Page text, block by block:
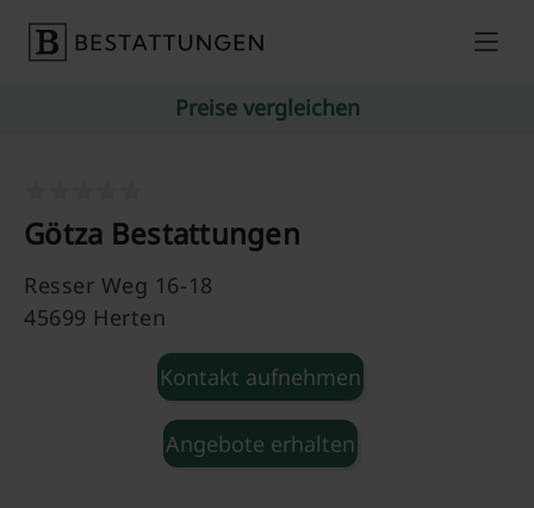
Preise vergleichen
Götza Bestattungen
Resser Weg 16-18
45699 Herten
Kontakt aufnehmen
Angebote erhalten